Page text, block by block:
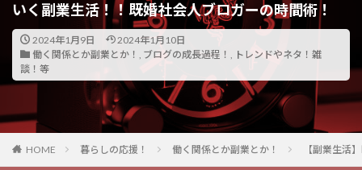
いく副業生活！！既婚社会人ブロガーの時間術！
2024年1月9日
2024年1月10日
働く関係とか副業とか！ , ブログの成長過程！ , トレンドやネタ！雑
談！等
HOME 暮らしの応援！ 働く関係とか副業とか！ 【副業生活